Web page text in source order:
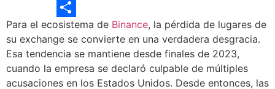
Email
Compartir
Para el ecosistema de Binance, la pérdida de lugares de
su exchange se convierte en una verdadera desgracia.
Esa tendencia se mantiene desde finales de 2023,
cuando la empresa se declaró culpable de múltiples
acusaciones en los Estados Unidos. Desde entonces, las